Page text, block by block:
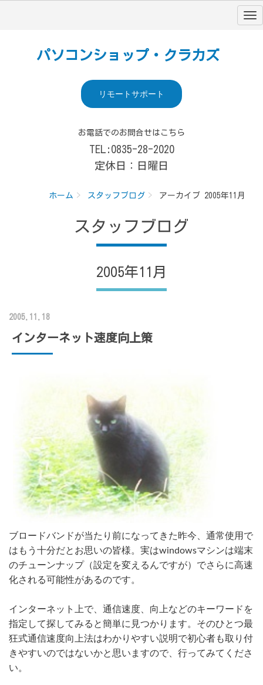
パソコンショップ・クラカズ
リモートサポート
お電話でのお問合せはこちら
TEL:0835-28-2020
定休日：日曜日
ホーム スタッフブログ アーカイブ 2005年11月
スタッフブログ
2005年11月
2005.11.18
インターネット速度向上策
ブロードバンドが当たり前になってきた昨今、通常使用で
はもう十分だとお思いの皆様。実はwindowsマシンは端末
のチューンナップ（設定を変えるんですが）でさらに高速
化される可能性があるのです。
インターネット上で、通信速度、向上などのキーワードを
指定して探してみると簡単に見つかります。そのひとつ最
狂式通信速度向上法はわかりやすい説明で初心者も取り付
きやすいのではないかと思いますので、行ってみてくださ
い。